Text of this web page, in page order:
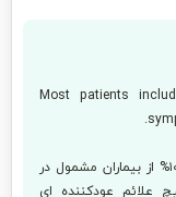
Most patients
بیشتر مطالعات گزارش می دهند که ۶۲-۱۰۰% از بیماران مشمول در
علائم عودکننده ای